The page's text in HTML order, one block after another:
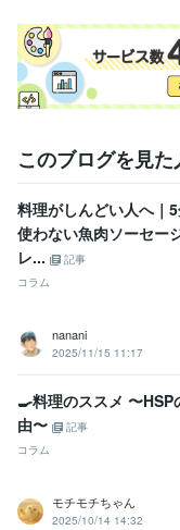
栄養マイスター:3年栄
得意分野
住まい・美容・生活相談
管理栄養士 栄養相談
学歴
長崎県立長崎シーボル
このブログを見
料理がしんどい人へ｜
使わない魚肉ソーセー
レ...
記事
コラム
nanani
2025/11/15 11:17
🍳料理のススメ 〜
由〜
記事
コラム
モチモチちゃん
2025/10/14 14:32